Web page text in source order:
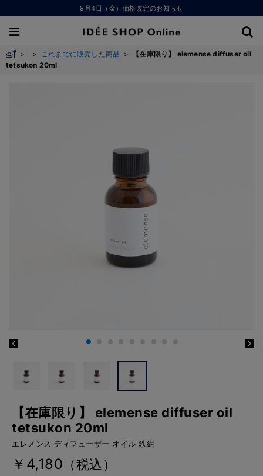
9月4日（金）価格改定のお知らせ
> > これまでに販売した商品 >
【在庫限り】 elemense diffuser oil
tetsukon 20ml
【在庫限り】 elemense diffuser oil
tetsukon 20ml
エレメンス ディフューザー オイル 鉄紺
￥4,180 （税込）